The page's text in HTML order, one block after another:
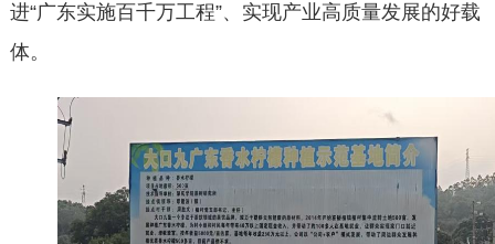
进“广东实施百千万⼯程”、实现产业高质量发展的好载
体。